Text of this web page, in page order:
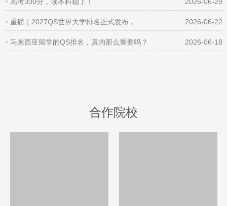
重磅｜2027QS世界大学排名正式发布， 2026-06-22
马来西亚留学的QS排名，真的那么重要吗？ 2026-06-18
合作院校